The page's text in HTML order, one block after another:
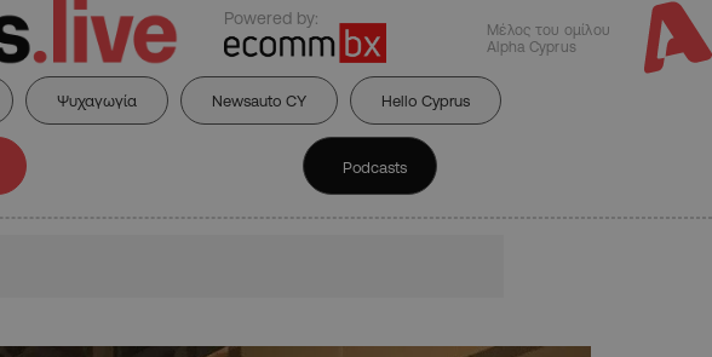
Powered by:
Μέλος του ομίλου
Alpha Cyprus
Ψυχαγωγία Newsauto CY Hello Cyprus
Podcasts